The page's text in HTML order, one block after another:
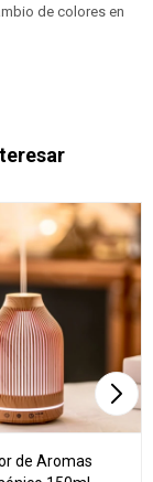
de colores en
de Aromas